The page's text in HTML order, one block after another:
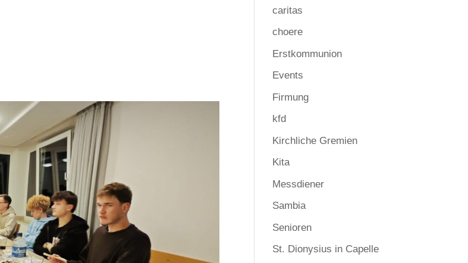
caritas
choere
Erstkommunion
Events
Firmung
kfd
Kirchliche Gremien
Kita
Messdiener
Sambia
Senioren
St. Dionysius in Capelle